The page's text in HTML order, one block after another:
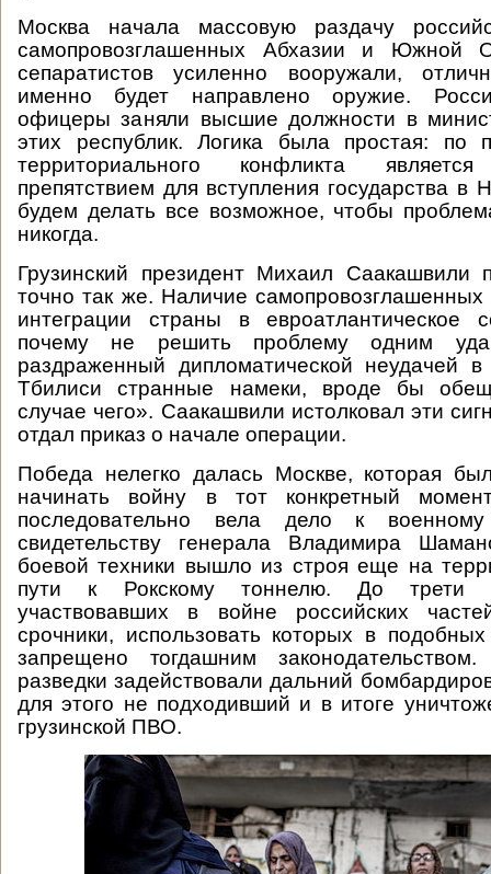
Москва начала массовую раздачу
самопровозглашенных Абхазии и Южной
сепаратистов усиленно вооружали,
именно будет направлено оружие.
офицеры заняли высшие должности в
этих республик. Логика была простая: по
территориального конфликта
препятствием для вступления государства
будем делать все возможное, чтобы
никогда.
Грузинский президент Михаил Саакашвили
точно так же. Наличие
интеграции страны в евроатлантическое
почему не решить проблему одним
раздраженный дипломатической неудачей
Тбилиси странные намеки, вроде бы
случае чего». Саакашвили истолковал эти
отдал приказ о начале операции.
Победа нелегко далась Москве, которая
начинать войну в тот конкретный
последовательно вела дело к
свидетельству генерала Владимира
боевой техники вышло из строя еще на
пути к Рокскому тоннелю. До трети
участвовавших в войне российских
срочники, использовать которых в
запрещено тогдашним
разведки задействовали дальний
для этого не подходивший и в итоге
грузинской ПВО.